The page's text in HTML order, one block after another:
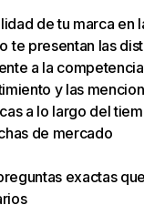
de tu marca en
te presentan las
a la competencia
y las
a lo largo del
de mercado
exactas